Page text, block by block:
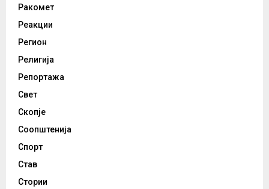
Ракомет
Реакции
Регион
Религија
Репортажа
Свет
Скопје
Соопштенија
Спорт
Став
Стории